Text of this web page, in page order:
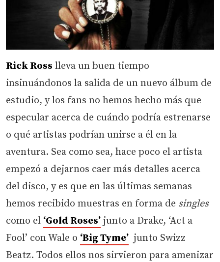
Rick Ross lleva un buen tiempo
insinuándonos la salida de un nuevo álbum de
estudio, y los fans no hemos hecho más que
especular acerca de cuándo podría estrenarse
o qué artistas podrían unirse a él en la
aventura. Sea como sea, hace poco el artista
empezó a dejarnos caer más detalles acerca
del disco, y es que en las últimas semanas
hemos recibido muestras en forma de singles
como el ‘Gold Roses’ junto a Drake, ‘Act a
Fool’ con Wale o ‘Big Tyme’ junto Swizz
Beatz. Todos ellos nos sirvieron para amenizar